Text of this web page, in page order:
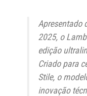
Apresentado
2025, o
edição
Criado para
Stile, o
inovação